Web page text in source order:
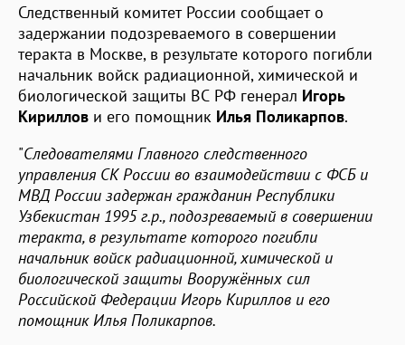
Следственный комитет России сообщает о
задержании подозреваемого в совершении
теракта в Москве, в результате которого погибли
начальник войск радиационной, химической и
биологической защиты ВС РФ генерал Игорь
Кириллов и его помощник Илья Поликарпов.
"Следователями Главного следственного
управления СК России во взаимодействии с ФСБ и
МВД России задержан гражданин Республики
Узбекистан 1995 г.р., подозреваемый в совершении
теракта, в результате которого погибли
начальник войск радиационной, химической и
биологической защиты Вооружённых сил
Российской Федерации Игорь Кириллов и его
помощник Илья Поликарпов.